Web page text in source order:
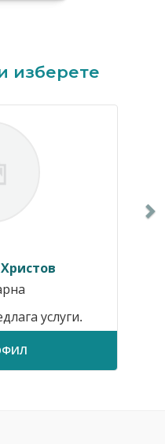
изберете
услуги.